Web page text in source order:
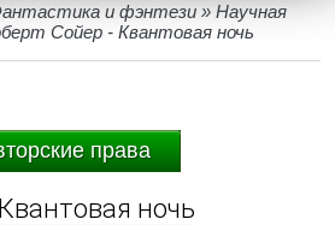
и фэнтези » Научная
Сойер - Квантовая ночь
права
ночь